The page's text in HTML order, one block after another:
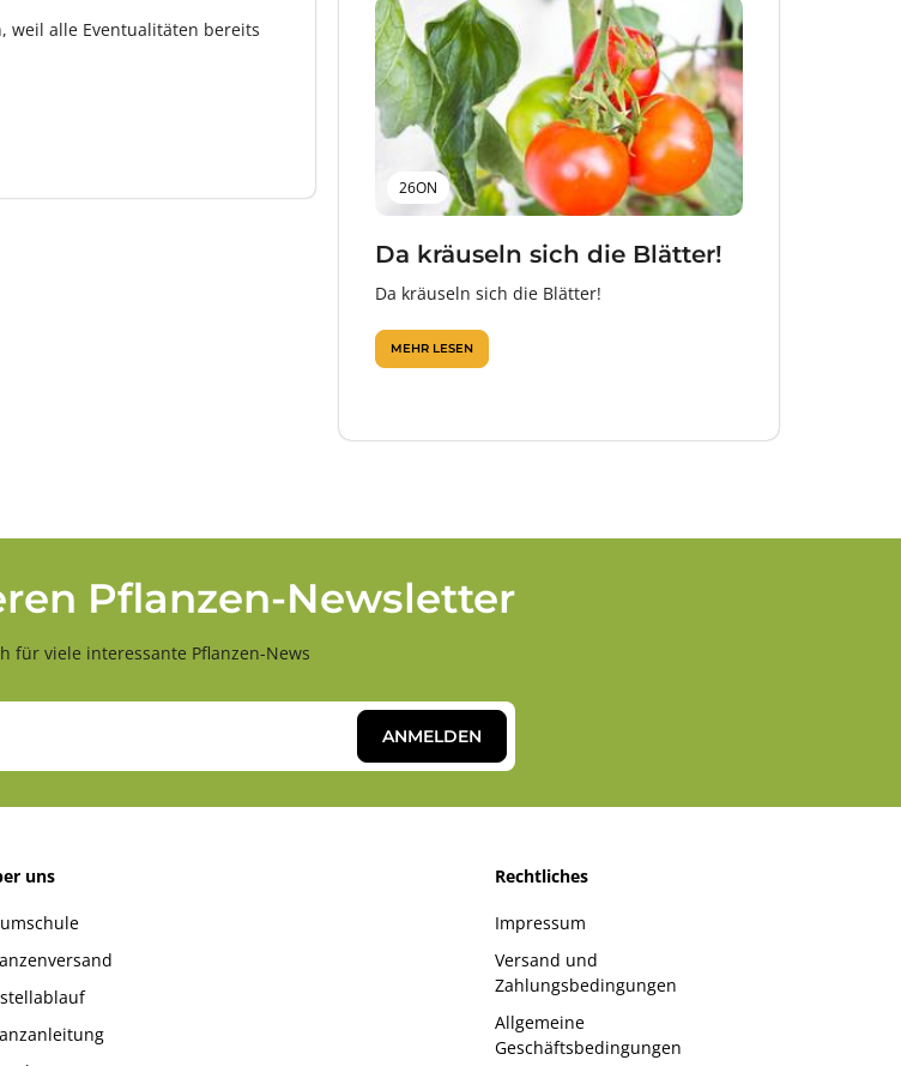
weil alle Eventualitäten bereits
26ON
Da kräuseln sich die Blätter!
Da kräuseln sich die Blätter!
MEHR LESEN
Pflanzen-Newsletter
für viele interessante Pflanzen-News
ANMELDEN
uns Rechtliches
Impressum
Versand und
Zahlungsbedingungen
Allgemeine
Geschäftsbedingungen